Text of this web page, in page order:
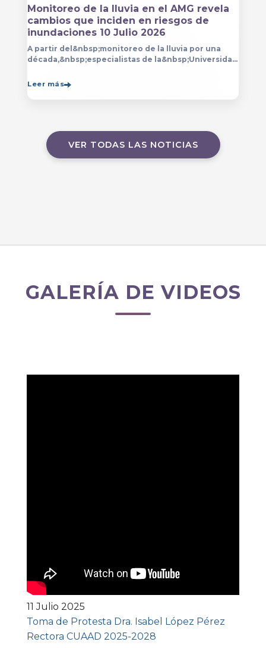
Monitoreo de la lluvia en el AMG revela
cambios que inciden en riesgos de
inundaciones 10 Julio 2026
A partir del&nbsp;monitoreo de la lluvia por una
década,&nbsp;especialistas de la&nbsp;Universidad
Leer más
VER TODAS LAS NOTICIAS
GALERÍA DE VIDEOS
11 Julio 2025
Toma de Protesta Dra. Isabel López Pérez
Rectora CUAAD 2025-2028